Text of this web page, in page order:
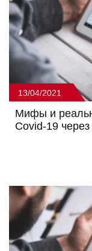
13/04/2021
Мифы и
Covid-19